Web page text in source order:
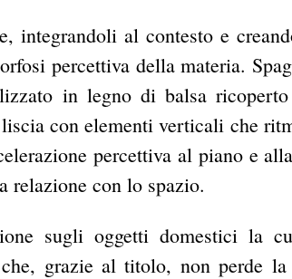
integrandoli al contesto e
percettiva della materia.
in legno di balsa
con elementi verticali che
percettiva al piano e
relazione con lo spazio.
sugli oggetti domestici la
grazie al titolo, non perde la